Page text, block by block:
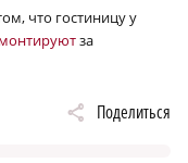
что гостиницу у
за
Поделиться